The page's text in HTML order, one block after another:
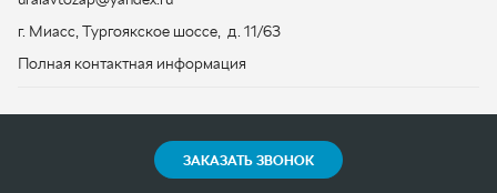
Политика конфиденциальности